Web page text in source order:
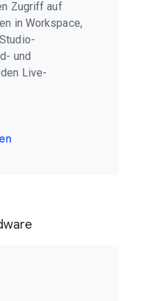
Zugriff auf
in Workspace,
und
Live-